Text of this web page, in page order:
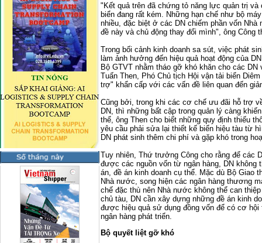
"Kết quả trên đã chứng tỏ năng lực quản trị
biển đang rất kém. Những hạn chế như bộ
nhiều, đặc biệt ở các DN chiếm phần vốn
đề này và chủ động thay đổi mình", ông Công
Trong bối cảnh kinh doanh sa sút, việc phát
làm ảnh hưởng đến hiệu quả hoạt động của
Bộ GTVT nhằm tháo gỡ khó khăn cho các
Tuấn Then, Phó Chủ tịch Hội vận tải biển
trợ" khẩn cấp với các vấn đề liên quan đến
Cũng bởi, trong khi các cơ chế ưu đãi hỗ trợ
DN, thì những bất cập trong quản lý càng
thể, ông Then cho biết những quy định thiếu
yêu cầu phải sửa lại thiết kế biển hiệu tàu từ
DN phát sinh thêm chi phí và gặp khó trong
Tuy nhiên, Thứ trưởng Công cho rằng để các
được các nguồn vốn từ ngân hàng, DN không
án, đề án kinh doanh cụ thể. Mặc dù Bộ Giao
Nhà nước, song hiện các ngân hàng thương
chế đặc thù nên Nhà nước không thể can
chủ tàu, DN cần xây dựng những đề án kinh
được hiệu quả sử dụng đồng vốn để có cơ
ngân hàng phát triển.
Bộ quyết liệt gỡ khó